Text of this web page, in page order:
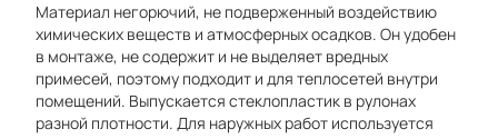
Материал негорючий, не подверженный воздействию
химических веществ и атмосферных осадков. Он удобен
в монтаже, не содержит и не выделяет вредных
примесей, поэтому подходит и для теплосетей внутри
помещений. Выпускается стеклопластик в рулонах
разной плотности. Для наружных работ используется